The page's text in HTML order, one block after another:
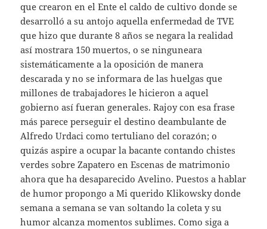
que crearon en el Ente el caldo de cultivo donde se
desarrolló a su antojo aquella enfermedad de TVE
que hizo que durante 8 años se negara la realidad
así mostrara 150 muertos, o se ninguneara
sistemáticamente a la oposición de manera
descarada y no se informara de las huelgas que
millones de trabajadores le hicieron a aquel
gobierno así fueran generales. Rajoy con esa frase
más parece perseguir el destino deambulante de
Alfredo Urdaci como tertuliano del corazón; o
quizás aspire a ocupar la bacante contando chistes
verdes sobre Zapatero en Escenas de matrimonio
ahora que ha desaparecido Avelino. Puestos a hablar
de humor propongo a Mi querido Klikowsky donde
semana a semana se van soltando la coleta y su
humor alcanza momentos sublimes. Como siga a